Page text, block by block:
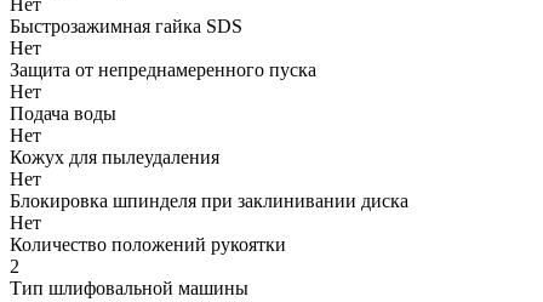
Нет
Быстрозажимная гайка SDS
Нет
Защита от непреднамеренного пуска
Нет
Подача воды
Нет
Кожух для пылеудаления
Нет
Блокировка шпинделя при заклинивании диска
Нет
Количество положений рукоятки
2
Тип шлифовальной машины